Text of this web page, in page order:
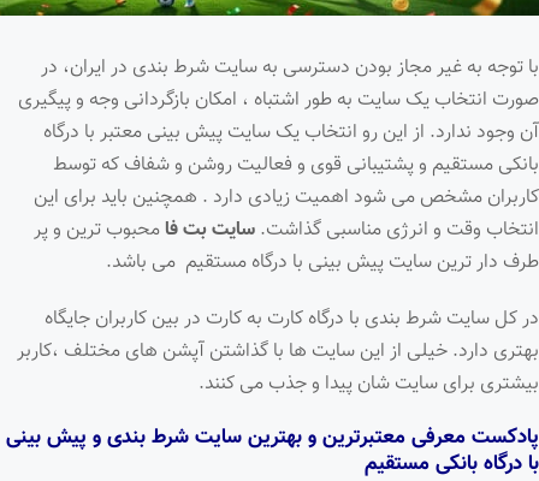
با توجه به غیر مجاز بودن دسترسی به سایت شرط بندی در ایران، در
صورت انتخاب یک سایت به طور اشتباه ، امکان بازگردانی وجه و پیگیری
آن وجود ندارد. از این رو انتخاب یک سایت پیش بینی معتبر با درگاه
بانکی مستقیم و پشتیبانی قوی و فعالیت روشن و شفاف که توسط
کاربران مشخص می شود اهمیت زیادی دارد . همچنین باید برای این
انتخاب وقت و انرژی مناسبی گذاشت. سایت بت فا محبوب ترین و پر
طرف دار ترین سایت پیش بینی با درگاه مستقیم می باشد.
در کل سایت شرط بندی با درگاه کارت به کارت در بین کاربران جایگاه
بهتری دارد. خیلی از این سایت ها با گذاشتن آپشن های مختلف ،کاربر
بیشتری برای سایت شان پیدا و جذب می کنند.
پادکست معرفی معتبرترین و بهترین سایت شرط بندی و پیش بینی
با درگاه بانکی مستقیم